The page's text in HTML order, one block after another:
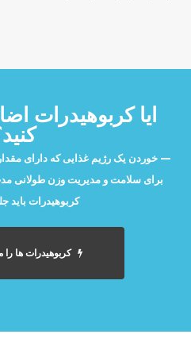
ایا کربوهیدرات
خوردن یک رژیم غذایی که دارای
برای سلامت و مدیریت وزن طولانی
کربوهیدرات باید
کربوهیدرات ها را